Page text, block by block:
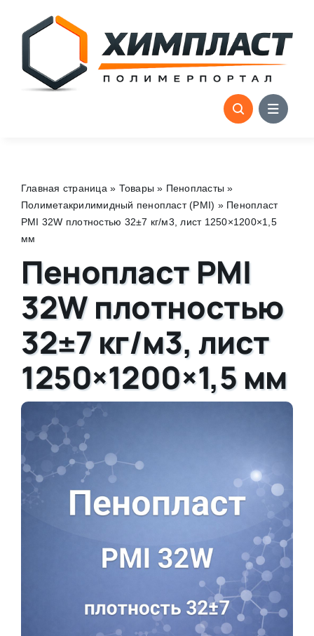
content
Главная страница » Товары » Пенопласты »
Полиметакрилимидный пенопласт (PMI) » Пенопласт
PMI 32W плотностью 32±7 кг/м3, лист 1250×1200×1,5
мм
Пенопласт PMI
32W плотностью
32±7 кг/м3, лист
1250×1200×1,5 мм